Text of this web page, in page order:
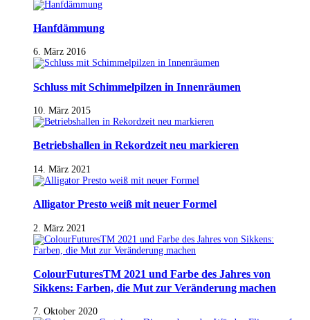
Hanfdämmung
6. März 2016
Schluss mit Schimmelpilzen in Innenräumen
10. März 2015
Betriebshallen in Rekordzeit neu markieren
14. März 2021
Alligator Presto weiß mit neuer Formel
2. März 2021
ColourFuturesTM 2021 und Farbe des Jahres von
Sikkens: Farben, die Mut zur Veränderung machen
7. Oktober 2020